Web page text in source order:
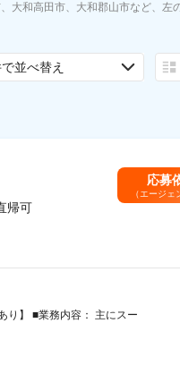
大和高田市、大和郡山市など、左
並べ替え
帰可
応募
（エージェ
り】 ■業務内容： 主にスー